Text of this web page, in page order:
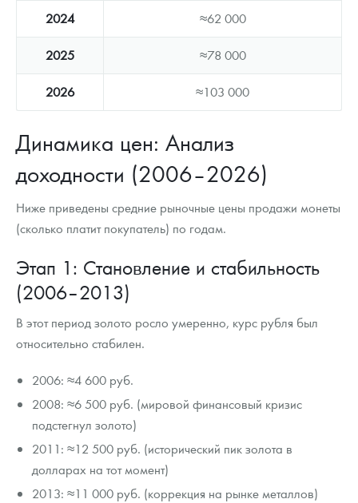
2024 ≈62 000
2025 ≈78 000
2026 ≈103 000
Динамика цен: Анализ
доходности (2006–2026)
Ниже приведены средние рыночные цены продажи монеты
(сколько платит покупатель) по годам.
Этап 1: Становление и стабильность
(2006–2013)
В этот период золото росло умеренно, курс рубля был
относительно стабилен.
2006: ≈4 600 руб.
2008: ≈6 500 руб. (мировой финансовый кризис
подстегнул золото)
2011: ≈12 500 руб. (исторический пик золота в
долларах на тот момент)
2013: ≈11 000 руб. (коррекция на рынке металлов)